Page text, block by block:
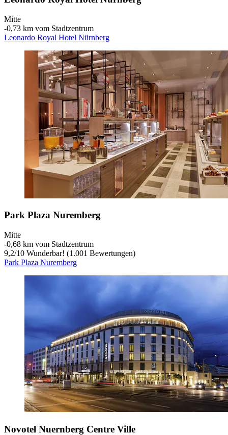
Mitte
‐0,73 km vom Stadtzentrum
Leonardo Royal Hotel Nürnberg
Park Plaza Nuremberg
Mitte
‐0,68 km vom Stadtzentrum
9,2/10 Wunderbar! (1.001 Bewertungen)
Park Plaza Nuremberg
Novotel Nuernberg Centre Ville